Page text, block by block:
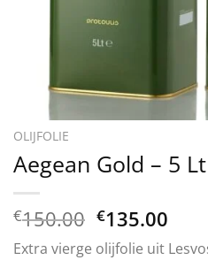
OLIJFOLIE
Aegean Gold – 5
€150.00
prijs
€135.00
prijs
Extra vierge olijfolie uit